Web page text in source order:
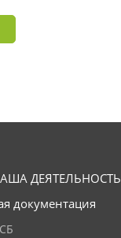
ДЕЯТЕЛЬНОСТЬ
документация